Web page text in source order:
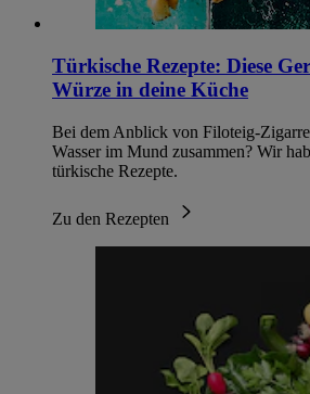
Türkische Rezepte: Diese
Würze in deine Küche
Bei dem Anblick von Filoteig-
Wasser im Mund zusammen? Wir
türkische Rezepte.
Zu den Rezepten